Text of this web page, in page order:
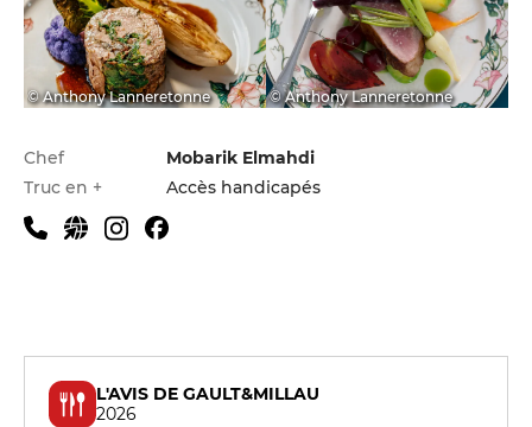
© Anthony Lanneretonne © Anthony Lanneretonne
Infos pratiques
Chef
Mobarik Elmahdi
Truc en +
Accès handicapés
L'AVIS DE GAULT&MILLAU
2026